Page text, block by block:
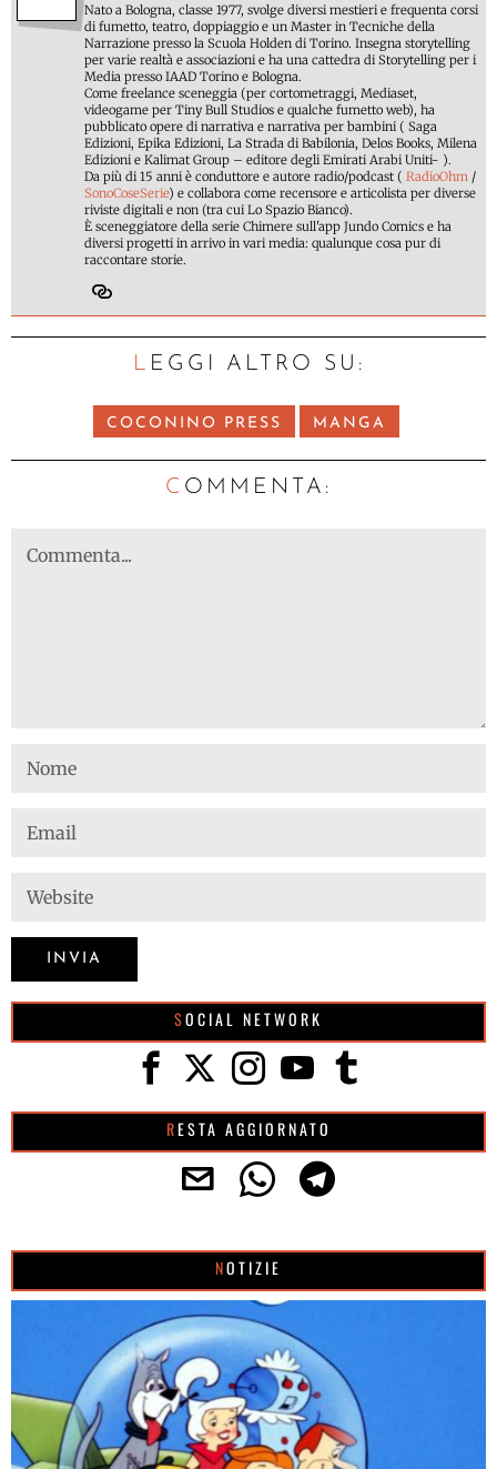
Nato a Bologna, classe 1977, svolge diversi mestieri e frequenta corsi
di fumetto, teatro, doppiaggio e un Master in Tecniche della
Narrazione presso la Scuola Holden di Torino. Insegna storytelling
per varie realtà e associazioni e ha una cattedra di Storytelling per i
Media presso IAAD Torino e Bologna.
Come freelance sceneggia (per cortometraggi, Mediaset,
videogame per Tiny Bull Studios e qualche fumetto web), ha
pubblicato opere di narrativa e narrativa per bambini ( Saga
Edizioni, Epika Edizioni, La Strada di Babilonia, Delos Books, Milena
Edizioni e Kalimat Group – editore degli Emirati Arabi Uniti- ).
Da più di 15 anni è conduttore e autore radio/podcast ( RadioOhm /
SonoCoseSerie) e collabora come recensore e articolista per diverse
riviste digitali e non (tra cui Lo Spazio Bianco).
È sceneggiatore della serie Chimere sull'app Jundo Comics e ha
diversi progetti in arrivo in vari media: qualunque cosa pur di
raccontare storie.
LEGGI ALTRO SU:
COCONINO PRESS MANGA
C OMMENTA:
SOCIAL NETWORK
RESTA AGGIORNATO
NOTIZIE